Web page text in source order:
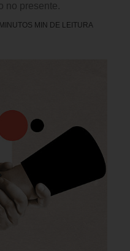
no presente.
MIN DE LEITURA